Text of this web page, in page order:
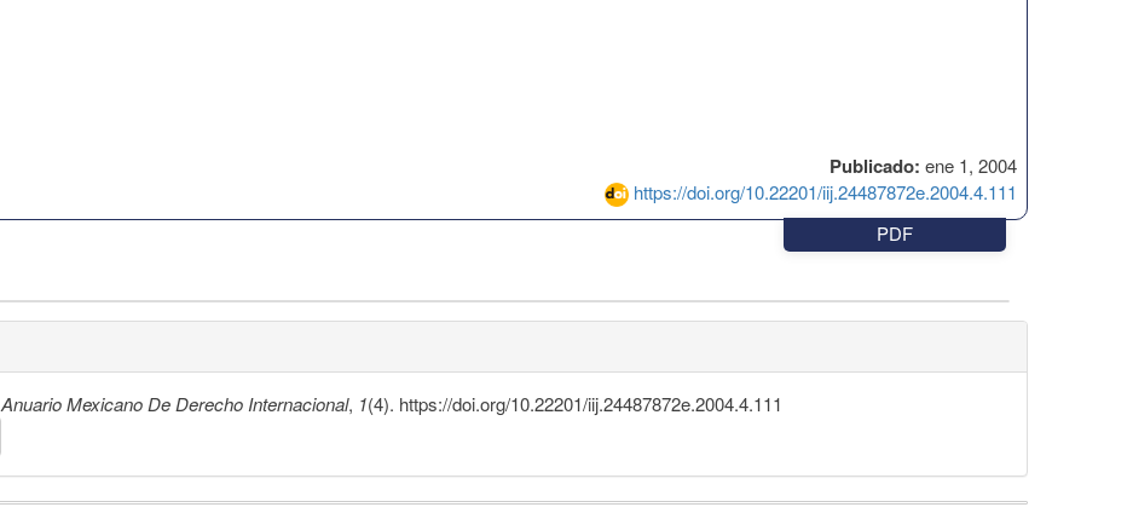
Publicado: ene 1, 2004
https://doi.org/10.22201/iij.24487872e.2004.4.111
PDF
Anuario Mexicano De Derecho Internacional, 1(4). https://doi.org/10.22201/iij.24487872e.2004.4.111